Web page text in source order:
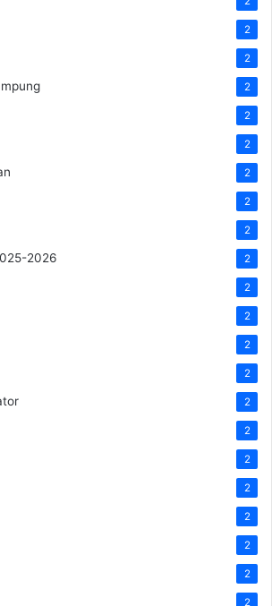
2
2
2
2
2
2
2
2
2026 2
2
2
2
2
2
2
2
2
2
2
2
2